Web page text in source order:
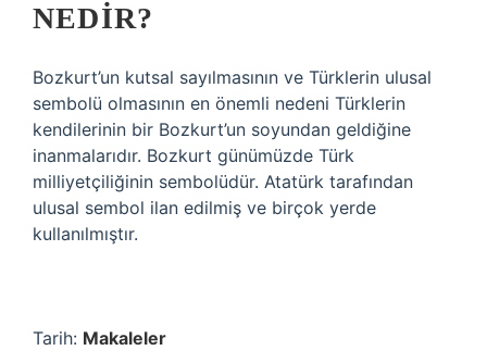
NEDIR?
Bozkurt’un kutsal sayılmasının ve Türklerin ulusal
sembolü olmasının en önemli nedeni Türklerin
kendilerinin bir Bozkurt’un soyundan geldiğine
inanmalarıdır. Bozkurt günümüzde Türk
milliyetçiliğinin sembolüdür. Atatürk tarafından
ulusal sembol ilan edilmiş ve birçok yerde
kullanılmıştır.
Tarih: Makaleler